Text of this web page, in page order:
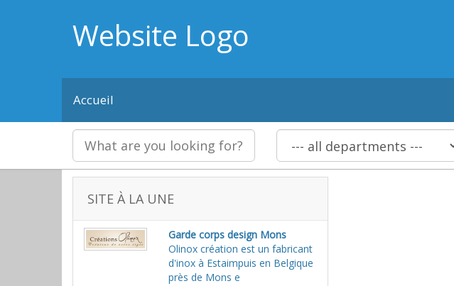
Website Logo
Accueil
SITE À LA UNE
Garde corps design Mons
Olinox création est un fabricant
d'inox à Estaimpuis en Belgique
près de Mons e